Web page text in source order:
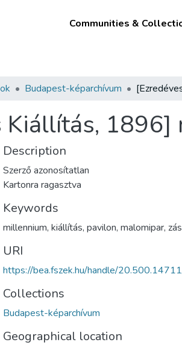
Communities &
Budapest-képarchívum
Kiállítás,
Description
Szerző azonosítatlan
Kartonra ragasztva
Keywords
millennium, kiállítás, pavilon, malomipar,
URI
https://bea.fszek.hu/handle/
Collections
Budapest-képarchívum
Geographical location